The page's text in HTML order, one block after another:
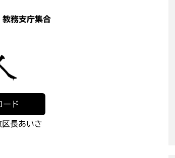
務支庁集合
ード
長あいさ